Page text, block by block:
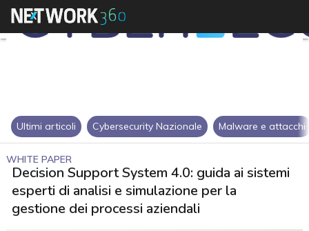
Ultimi articoli Cybersecurity Nazionale Malware e attacchi
WHITE PAPER
Decision Support System 4.0: guida ai sistemi
esperti di analisi e simulazione per la
gestione dei processi aziendali